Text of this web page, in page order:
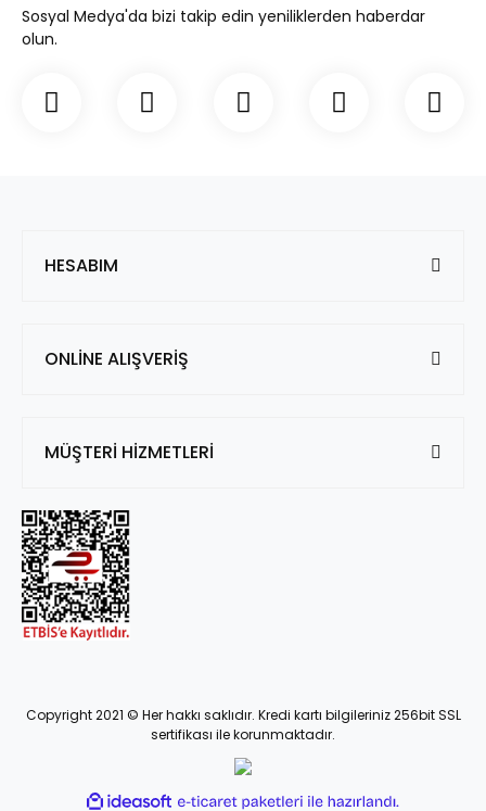
Sosyal Medya'da bizi takip edin yeniliklerden haberdar
olun.
HESABIM
ONLİNE ALIŞVERİŞ
MÜŞTERİ HİZMETLERİ
Copyright 2021 © Her hakkı saklıdır. Kredi kartı bilgileriniz 256bit SSL
sertifikası ile korunmaktadır.
ideasoft e-